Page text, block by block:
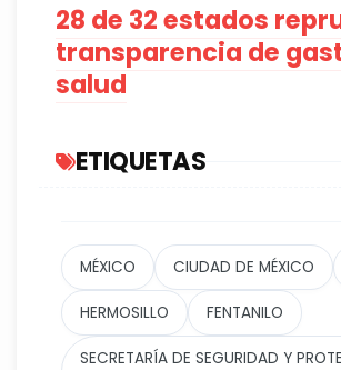
28 de 32 estados
transparencia de
salud
ETIQUETAS
MÉXICO CIUDAD DE MÉXICO
HERMOSILLO FENTANILO
SECRETARÍA DE SEGURIDAD Y